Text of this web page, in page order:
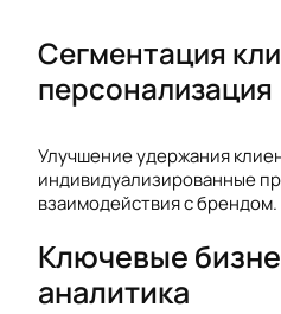
Сегментация
персонализация
Улучшение удержания
индивидуализированные
взаимодействия с брендом.
Ключевые
аналитика